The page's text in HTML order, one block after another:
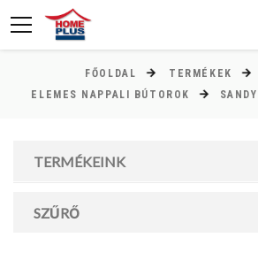
FŐOLDAL TERMÉKEK
ELEMES NAPPALI BÚTOROK
TERMÉKEINK
SZŰRŐ
Ft